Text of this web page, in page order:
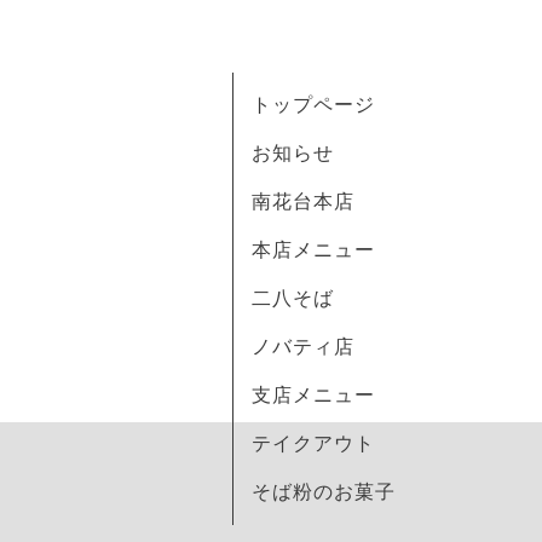
トップページ
お知らせ
南花台本店
本店メニュー
二八そば
ノバティ店
支店メニュー
テイクアウト
そば粉のお菓子